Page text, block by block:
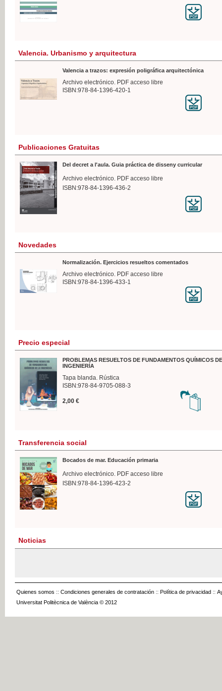
Valencia. Urbanismo y arquitectura
Valencia a trazos: expresión poligráfica arquitectónica
Archivo electrónico. PDF acceso libre
ISBN:978-84-1396-420-1
Publicaciones Gratuitas
Del decret a l'aula. Guia práctica de disseny curricular
Archivo electrónico. PDF acceso libre
ISBN:978-84-1396-436-2
Novedades
Normalización. Ejercicios resueltos comentados
Archivo electrónico. PDF acceso libre
ISBN:978-84-1396-433-1
Precio especial
PROBLEMAS RESUELTOS DE FUNDAMENTOS QUÍMICOS
INGENIERÍA
Tapa blanda. Rústica
ISBN:978-84-9705-088-3
2,00 €
Transferencia social
Bocados de mar. Educación primaria
Archivo electrónico. PDF acceso libre
ISBN:978-84-1396-423-2
Noticias
Quienes somos :: Condiciones generales de contratación :: Política de privacidad ::
Universitat Politècnica de València © 2012